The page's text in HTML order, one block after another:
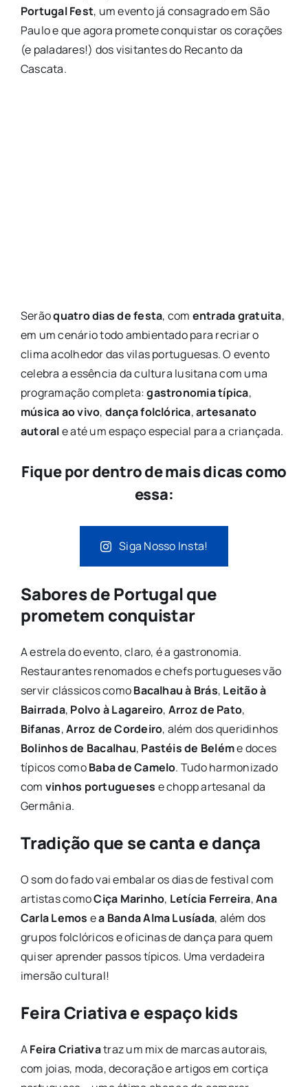
Portugal Fest, um evento já consagrado em São
Paulo e que agora promete conquistar os corações
(e paladares!) dos visitantes do Recanto da
Cascata.
Serãoquatro dias de festa, com entrada gratuita,
em um cenário todo ambientado para recriar o
clima acolhedor das vilas portuguesas. O evento
celebra a essência da cultura lusitana com uma
programação completa:gastronomia típica,
música ao vivo, dança folclórica,artesanato
autorale até um espaço especial para a criançada.
Fique por dentro de mais dicas como
essa:
Siga Nosso Insta!
Sabores de Portugal que
prometem conquistar
A estrela do evento, claro, é a gastronomia.
Restaurantes renomados e chefs portugueses vão
servir clássicos comoBacalhau à Brás, Leitão à
Bairrada, Polvo à Lagareiro, Arroz de Pato,
Bifanas,Arroz de Cordeiro, além dos queridinhos
Bolinhos de Bacalhau, Pastéis de Beléme doces
típicos comoBaba de Camelo. Tudo harmonizado
com vinhos portugueses e chopp artesanal da
Germânia.
Tradição que se canta e dança
O som do fado vai embalar os dias de festival com
artistas comoCiça Marinho, Letícia Ferreira,Ana
Carla Lemos ea Banda Alma Lusíada, além dos
grupos folclóricos e oficinas de dança para quem
quiser aprender passos típicos. Uma verdadeira
imersão cultural!
Feira Criativa e espaço kids
AFeira Criativatraz um mix de marcas autorais,
com joias, moda, decoração e artigos em cortiça